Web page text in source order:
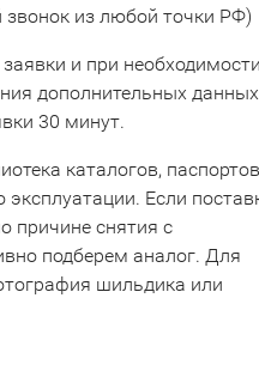
из любой точки РФ)
и при
дополнительных
30 минут.
каталогов, паспортов
Если
причине снятия с
подберем аналог. Для
шильдика или